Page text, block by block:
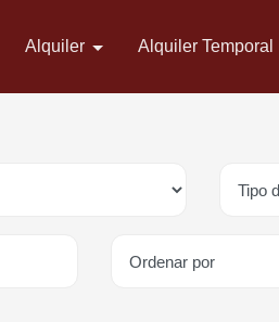
Alquiler Alquiler Temporal